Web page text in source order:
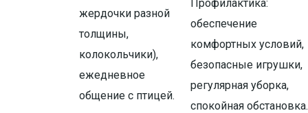
жердочки разной
толщины,
колокольчики),
ежедневное
общение с птицей.
Профилактика:
обеспечение
комфортных условий,
безопасные игрушки,
регулярная уборка,
спокойная обстановка.